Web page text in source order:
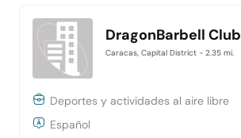
DragonBarbell Club
Caracas, Capital District - 2.35 mi.
Deportes y actividades al aire libre
Español